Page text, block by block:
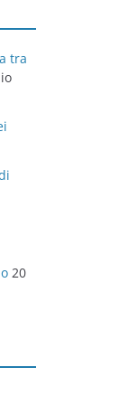
tra
20